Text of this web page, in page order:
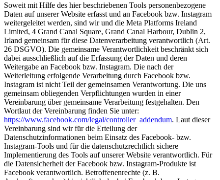
Soweit mit Hilfe des hier beschriebenen Tools personenbezogene
Daten auf unserer Website erfasst und an Facebook bzw. Instagram
weitergeleitet werden, sind wir und die Meta Platforms Ireland
Limited, 4 Grand Canal Square, Grand Canal Harbour, Dublin 2,
Irland gemeinsam für diese Datenverarbeitung verantwortlich (Art.
26 DSGVO). Die gemeinsame Verantwortlichkeit beschränkt sich
dabei ausschließlich auf die Erfassung der Daten und deren
Weitergabe an Facebook bzw. Instagram. Die nach der
Weiterleitung erfolgende Verarbeitung durch Facebook bzw.
Instagram ist nicht Teil der gemeinsamen Verantwortung. Die uns
gemeinsam obliegenden Verpflichtungen wurden in einer
Vereinbarung über gemeinsame Verarbeitung festgehalten. Den
Wortlaut der Vereinbarung finden Sie unter:
https://www.facebook.com/legal/controller_addendum. Laut dieser
Vereinbarung sind wir für die Erteilung der
Datenschutzinformationen beim Einsatz des Facebook- bzw.
Instagram-Tools und für die datenschutzrechtlich sichere
Implementierung des Tools auf unserer Website verantwortlich. Für
die Datensicherheit der Facebook bzw. Instagram-Produkte ist
Facebook verantwortlich. Betroffenenrechte (z. B.